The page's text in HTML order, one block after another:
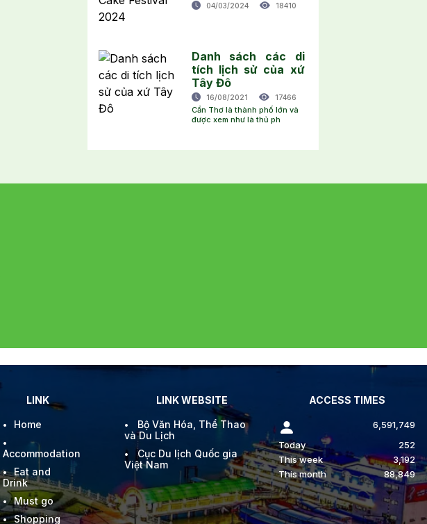
04/03/2024 18410
Danh sách các di
tích lịch sử của xứ
Tây Đô
16/08/2021 17466
Cần Thơ là thành phố lớn và
được xem như là thủ ph
LINK
Home
Accommodation
Eat and
Drink
Must go
Shopping
LINK WEBSITE
Bộ Văn Hóa, Thể Thao
và Du Lịch
Cục Du lịch Quốc gia
Việt Nam
ACCESS TIMES
6,591,749
Today
252
This week
3,192
This month
88,849